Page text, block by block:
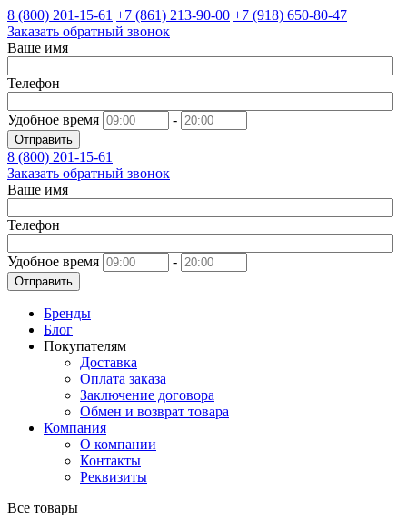
8 (800) 201-15-61 +7 (861) 213-90-00 +7 (918) 650-80-47
Заказать обратный звонок
Ваше имя
Телефон
Удобное время -
Отправить
8 (800) 201-15-61
Заказать обратный звонок
Ваше имя
Телефон
Удобное время -
Отправить
Бренды
Блог
Покупателям
Доставка
Оплата заказа
Заключение договора
Обмен и возврат товара
Компания
О компании
Контакты
Реквизиты
Все товары